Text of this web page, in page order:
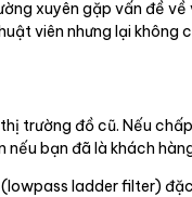
xuyên gặp vấn đề
viên nhưng lại không
trường đồ cũ. Nếu
nếu bạn đã là khách
ladder filter)